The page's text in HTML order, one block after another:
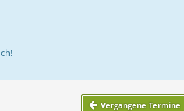
Vergangene Termine